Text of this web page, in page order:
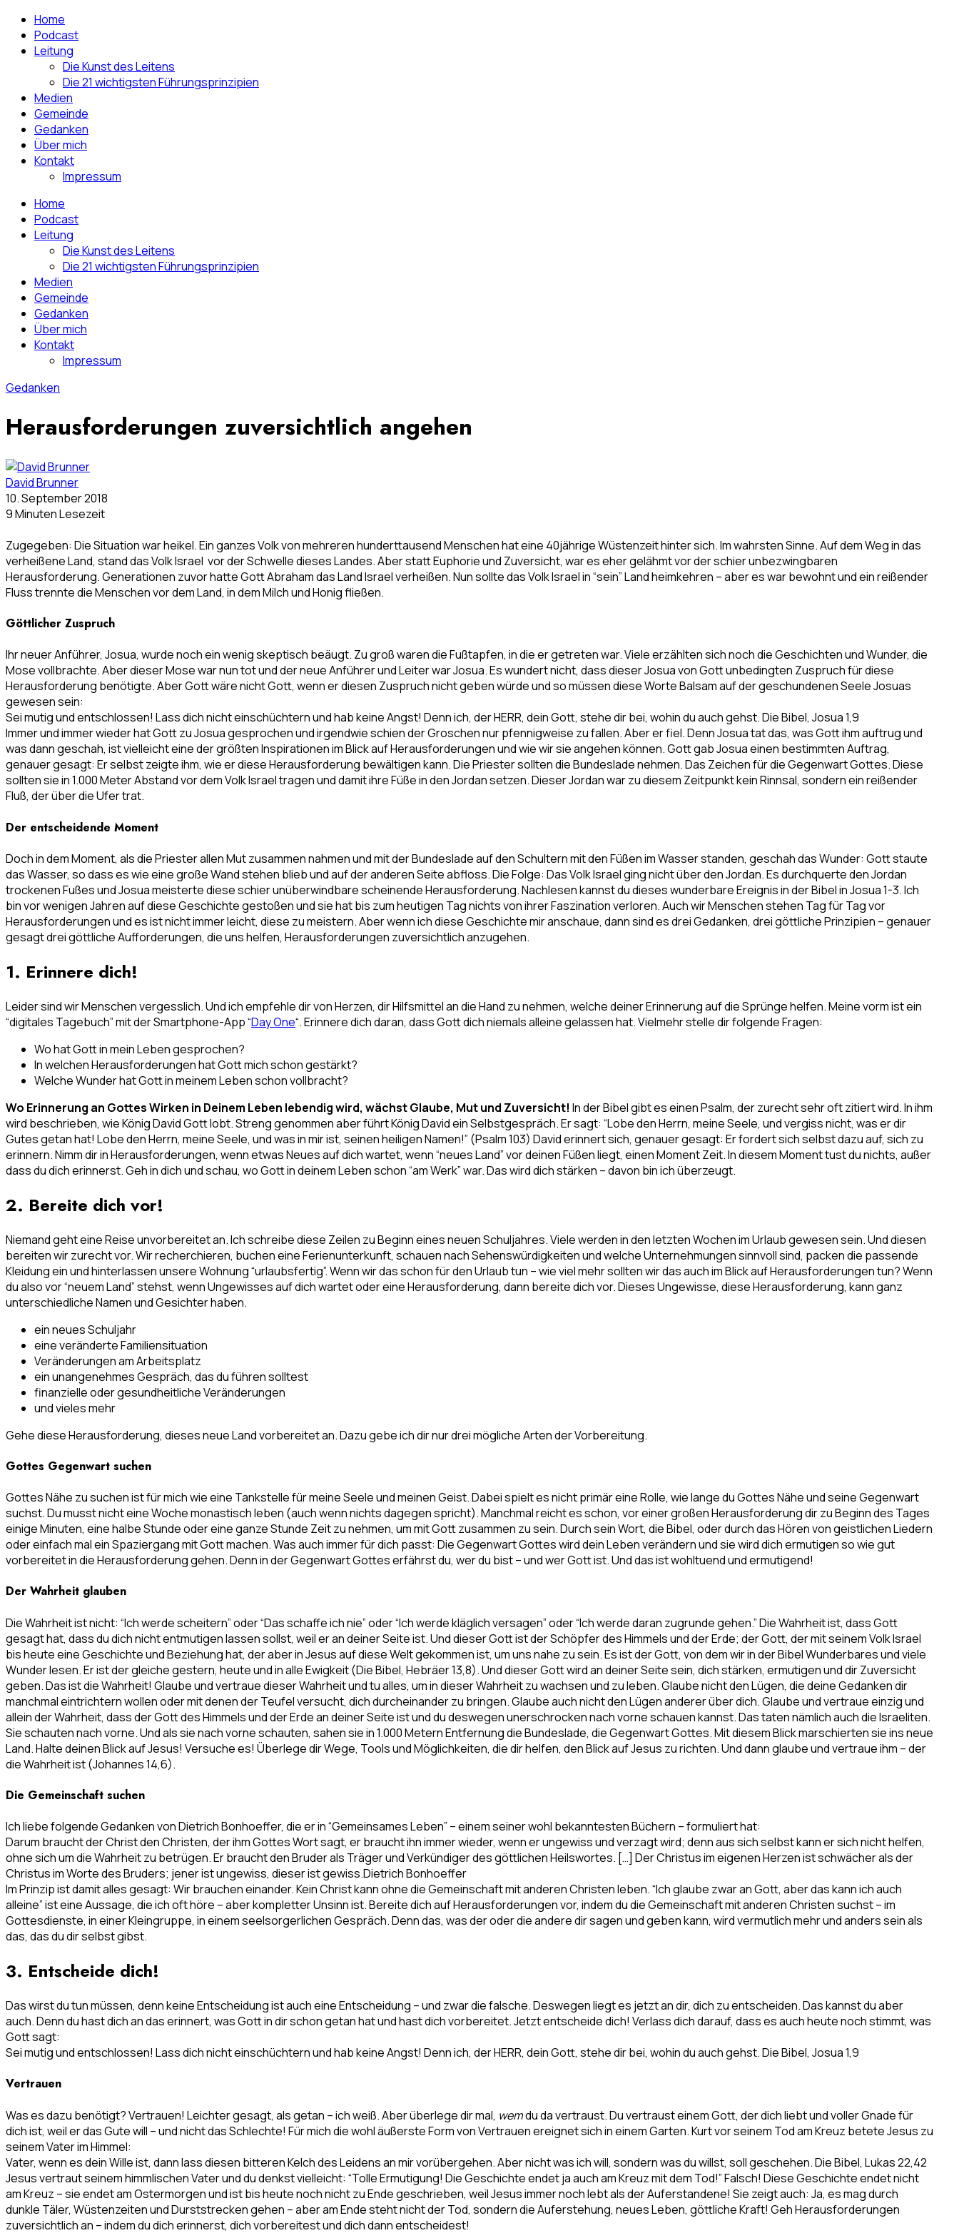
Home
Podcast
Leitung
Die Kunst des Leitens
Die 21 wichtigsten Führungsprinzipien
Medien
Gemeinde
Gedanken
Über mich
Kontakt
Impressum
Home
Podcast
Leitung
Die Kunst des Leitens
Die 21 wichtigsten Führungsprinzipien
Medien
Gemeinde
Gedanken
Über mich
Kontakt
Impressum
Gedanken
Herausforderungen zuversichtlich angehen
David Brunner
10. September 2018
9 Minuten Lesezeit
Zugegeben: Die Situation war heikel. Ein ganzes Volk von mehreren hunderttausend Menschen hat eine 40jährige Wüstenzeit hinter sich. Im wahrsten Sinne. Auf dem Weg in das
verheißene Land, stand das Volk Israel vor der Schwelle dieses Landes. Aber statt Euphorie und Zuversicht, war es eher gelähmt vor der schier unbezwingbaren
Herausforderung. Generationen zuvor hatte Gott Abraham das Land Israel verheißen. Nun sollte das Volk Israel in “sein” Land heimkehren – aber es war bewohnt und ein reißender
Fluss trennte die Menschen vor dem Land, in dem Milch und Honig fließen.
Göttlicher Zuspruch
Ihr neuer Anführer, Josua, wurde noch ein wenig skeptisch beäugt. Zu groß waren die Fußtapfen, in die er getreten war. Viele erzählten sich noch die Geschichten und Wunder, die
Mose vollbrachte. Aber dieser Mose war nun tot und der neue Anführer und Leiter war Josua. Es wundert nicht, dass dieser Josua von Gott unbedingten Zuspruch für diese
Herausforderung benötigte. Aber Gott wäre nicht Gott, wenn er diesen Zuspruch nicht geben würde und so müssen diese Worte Balsam auf der geschundenen Seele Josuas
gewesen sein:
Sei mutig und entschlossen! Lass dich nicht einschüchtern und hab keine Angst! Denn ich, der HERR, dein Gott, stehe dir bei, wohin du auch gehst.Die Bibel, Josua 1,9
Immer und immer wieder hat Gott zu Josua gesprochen und irgendwie schien der Groschen nur pfennigweise zu fallen. Aber er fiel. Denn Josua tat das, was Gott ihm auftrug und
was dann geschah, ist vielleicht eine der größten Inspirationen im Blick auf Herausforderungen und wie wir sie angehen können. Gott gab Josua einen bestimmten Auftrag,
genauer gesagt: Er selbst zeigte ihm, wie er diese Herausforderung bewältigen kann. Die Priester sollten die Bundeslade nehmen. Das Zeichen für die Gegenwart Gottes. Diese
sollten sie in 1.000 Meter Abstand vor dem Volk Israel tragen und damit ihre Füße in den Jordan setzen. Dieser Jordan war zu diesem Zeitpunkt kein Rinnsal, sondern ein reißender
Fluß, der über die Ufer trat.
Der entscheidende Moment
Doch in dem Moment, als die Priester allen Mut zusammen nahmen und mit der Bundeslade auf den Schultern mit den Füßen im Wasser standen, geschah das Wunder: Gott staute
das Wasser, so dass es wie eine große Wand stehen blieb und auf der anderen Seite abfloss. Die Folge: Das Volk Israel ging nicht über den Jordan. Es durchquerte den Jordan
trockenen Fußes und Josua meisterte diese schier unüberwindbare scheinende Herausforderung. Nachlesen kannst du dieses wunderbare Ereignis in der Bibel in Josua 1-3. Ich
bin vor wenigen Jahren auf diese Geschichte gestoßen und sie hat bis zum heutigen Tag nichts von ihrer Faszination verloren. Auch wir Menschen stehen Tag für Tag vor
Herausforderungen und es ist nicht immer leicht, diese zu meistern. Aber wenn ich diese Geschichte mir anschaue, dann sind es drei Gedanken, drei göttliche Prinzipien – genauer
gesagt drei göttliche Aufforderungen, die uns helfen, Herausforderungen zuversichtlich anzugehen.
1. Erinnere dich!
Leider sind wir Menschen vergesslich. Und ich empfehle dir von Herzen, dir Hilfsmittel an die Hand zu nehmen, welche deiner Erinnerung auf die Sprünge helfen. Meine vorm ist ein
“digitales Tagebuch” mit der Smartphone-App “Day One“. Erinnere dich daran, dass Gott dich niemals alleine gelassen hat. Vielmehr stelle dir folgende Fragen:
Wo hat Gott in mein Leben gesprochen?
In welchen Herausforderungen hat Gott mich schon gestärkt?
Welche Wunder hat Gott in meinem Leben schon vollbracht?
Wo Erinnerung an Gottes Wirken in Deinem Leben lebendig wird, wächst Glaube, Mut und Zuversicht! In der Bibel gibt es einen Psalm, der zurecht sehr oft zitiert wird. In ihm
wird beschrieben, wie König David Gott lobt. Streng genommen aber führt König David ein Selbstgespräch. Er sagt: “Lobe den Herrn, meine Seele, und vergiss nicht, was er dir
Gutes getan hat! Lobe den Herrn, meine Seele, und was in mir ist, seinen heiligen Namen!” (Psalm 103) David erinnert sich, genauer gesagt: Er fordert sich selbst dazu auf, sich zu
erinnern. Nimm dir in Herausforderungen, wenn etwas Neues auf dich wartet, wenn “neues Land” vor deinen Füßen liegt, einen Moment Zeit. In diesem Moment tust du nichts, außer
dass du dich erinnerst. Geh in dich und schau, wo Gott in deinem Leben schon “am Werk” war. Das wird dich stärken – davon bin ich überzeugt.
2. Bereite dich vor!
Niemand geht eine Reise unvorbereitet an. Ich schreibe diese Zeilen zu Beginn eines neuen Schuljahres. Viele werden in den letzten Wochen im Urlaub gewesen sein. Und diesen
bereiten wir zurecht vor. Wir recherchieren, buchen eine Ferienunterkunft, schauen nach Sehenswürdigkeiten und welche Unternehmungen sinnvoll sind, packen die passende
Kleidung ein und hinterlassen unsere Wohnung “urlaubsfertig”. Wenn wir das schon für den Urlaub tun – wie viel mehr sollten wir das auch im Blick auf Herausforderungen tun? Wenn
du also vor “neuem Land” stehst, wenn Ungewisses auf dich wartet oder eine Herausforderung, dann bereite dich vor. Dieses Ungewisse, diese Herausforderung, kann ganz
unterschiedliche Namen und Gesichter haben.
ein neues Schuljahr
eine veränderte Familiensituation
Veränderungen am Arbeitsplatz
ein unangenehmes Gespräch, das du führen solltest
finanzielle oder gesundheitliche Veränderungen
und vieles mehr
Gehe diese Herausforderung, dieses neue Land vorbereitet an. Dazu gebe ich dir nur drei mögliche Arten der Vorbereitung.
Gottes Gegenwart suchen
Gottes Nähe zu suchen ist für mich wie eine Tankstelle für meine Seele und meinen Geist. Dabei spielt es nicht primär eine Rolle, wie lange du Gottes Nähe und seine Gegenwart
suchst. Du musst nicht eine Woche monastisch leben (auch wenn nichts dagegen spricht). Manchmal reicht es schon, vor einer großen Herausforderung dir zu Beginn des Tages
einige Minuten, eine halbe Stunde oder eine ganze Stunde Zeit zu nehmen, um mit Gott zusammen zu sein. Durch sein Wort, die Bibel, oder durch das Hören von geistlichen Liedern
oder einfach mal ein Spaziergang mit Gott machen. Was auch immer für dich passt: Die Gegenwart Gottes wird dein Leben verändern und sie wird dich ermutigen so wie gut
vorbereitet in die Herausforderung gehen. Denn in der Gegenwart Gottes erfährst du, wer du bist – und wer Gott ist. Und das ist wohltuend und ermutigend!
Der Wahrheit glauben
Die Wahrheit ist nicht: “Ich werde scheitern” oder “Das schaffe ich nie” oder “Ich werde kläglich versagen” oder “Ich werde daran zugrunde gehen.” Die Wahrheit ist, dass Gott
gesagt hat, dass du dich nicht entmutigen lassen sollst, weil er an deiner Seite ist. Und dieser Gott ist der Schöpfer des Himmels und der Erde; der Gott, der mit seinem Volk Israel
bis heute eine Geschichte und Beziehung hat, der aber in Jesus auf diese Welt gekommen ist, um uns nahe zu sein. Es ist der Gott, von dem wir in der Bibel Wunderbares und viele
Wunder lesen. Er ist der gleiche gestern, heute und in alle Ewigkeit (Die Bibel, Hebräer 13,8). Und dieser Gott wird an deiner Seite sein, dich stärken, ermutigen und dir Zuversicht
geben. Das ist die Wahrheit! Glaube und vertraue dieser Wahrheit und tu alles, um in dieser Wahrheit zu wachsen und zu leben. Glaube nicht den Lügen, die deine Gedanken dir
manchmal eintrichtern wollen oder mit denen der Teufel versucht, dich durcheinander zu bringen. Glaube auch nicht den Lügen anderer über dich. Glaube und vertraue einzig und
allein der Wahrheit, dass der Gott des Himmels und der Erde an deiner Seite ist und du deswegen unerschrocken nach vorne schauen kannst. Das taten nämlich auch die Israeliten.
Sie schauten nach vorne. Und als sie nach vorne schauten, sahen sie in 1.000 Metern Entfernung die Bundeslade, die Gegenwart Gottes. Mit diesem Blick marschierten sie ins neue
Land. Halte deinen Blick auf Jesus! Versuche es! Überlege dir Wege, Tools und Möglichkeiten, die dir helfen, den Blick auf Jesus zu richten. Und dann glaube und vertraue ihm – der
die Wahrheit ist (Johannes 14,6).
Die Gemeinschaft suchen
Ich liebe folgende Gedanken von Dietrich Bonhoeffer, die er in “Gemeinsames Leben” – einem seiner wohl bekanntesten Büchern – formuliert hat:
Darum braucht der Christ den Christen, der ihm Gottes Wort sagt, er braucht ihn immer wieder, wenn er ungewiss und verzagt wird; denn aus sich selbst kann er sich nicht helfen,
ohne sich um die Wahrheit zu betrügen. Er braucht den Bruder als Träger und Verkündiger des göttlichen Heilswortes. […] Der Christus im eigenen Herzen ist schwächer als der
Christus im Worte des Bruders; jener ist ungewiss, dieser ist gewiss.Dietrich Bonhoeffer
Im Prinzip ist damit alles gesagt: Wir brauchen einander. Kein Christ kann ohne die Gemeinschaft mit anderen Christen leben. “Ich glaube zwar an Gott, aber das kann ich auch
alleine” ist eine Aussage, die ich oft höre – aber kompletter Unsinn ist. Bereite dich auf Herausforderungen vor, indem du die Gemeinschaft mit anderen Christen suchst – im
Gottesdienste, in einer Kleingruppe, in einem seelsorgerlichen Gespräch. Denn das, was der oder die andere dir sagen und geben kann, wird vermutlich mehr und anders sein als
das, das du dir selbst gibst.
3. Entscheide dich!
Das wirst du tun müssen, denn keine Entscheidung ist auch eine Entscheidung – und zwar die falsche. Deswegen liegt es jetzt an dir, dich zu entscheiden. Das kannst du aber
auch. Denn du hast dich an das erinnert, was Gott in dir schon getan hat und hast dich vorbereitet. Jetzt entscheide dich! Verlass dich darauf, dass es auch heute noch stimmt, was
Gott sagt:
Sei mutig und entschlossen! Lass dich nicht einschüchtern und hab keine Angst! Denn ich, der HERR, dein Gott, stehe dir bei, wohin du auch gehst.Die Bibel, Josua 1,9
Vertrauen
Was es dazu benötigt? Vertrauen! Leichter gesagt, als getan – ich weiß. Aber überlege dir mal, wemdu da vertraust. Du vertraust einem Gott, der dich liebt und voller Gnade für
dich ist, weil er das Gute will – und nicht das Schlechte! Für mich die wohl äußerste Form von Vertrauen ereignet sich in einem Garten. Kurt vor seinem Tod am Kreuz betete Jesus zu
seinem Vater im Himmel:
Vater, wenn es dein Wille ist, dann lass diesen bitteren Kelch des Leidens an mir vorübergehen. Aber nicht was ich will, sondern was du willst, soll geschehen.Die Bibel, Lukas 22,42
Jesus vertraut seinem himmlischen Vater und du denkst vielleicht: “Tolle Ermutigung! Die Geschichte endet ja auch am Kreuz mit dem Tod!” Falsch! Diese Geschichte endet nicht
am Kreuz – sie endet am Ostermorgen und ist bis heute noch nicht zu Ende geschrieben, weil Jesus immer noch lebt als der Auferstandene! Sie zeigt auch: Ja, es mag durch
dunkle Täler, Wüstenzeiten und Durststrecken gehen – aber am Ende steht nicht der Tod, sondern die Auferstehung, neues Leben, göttliche Kraft! Geh Herausforderungen
zuversichtlich an – indem du dich erinnerst, dich vorbereitest und dich dann entscheidest!